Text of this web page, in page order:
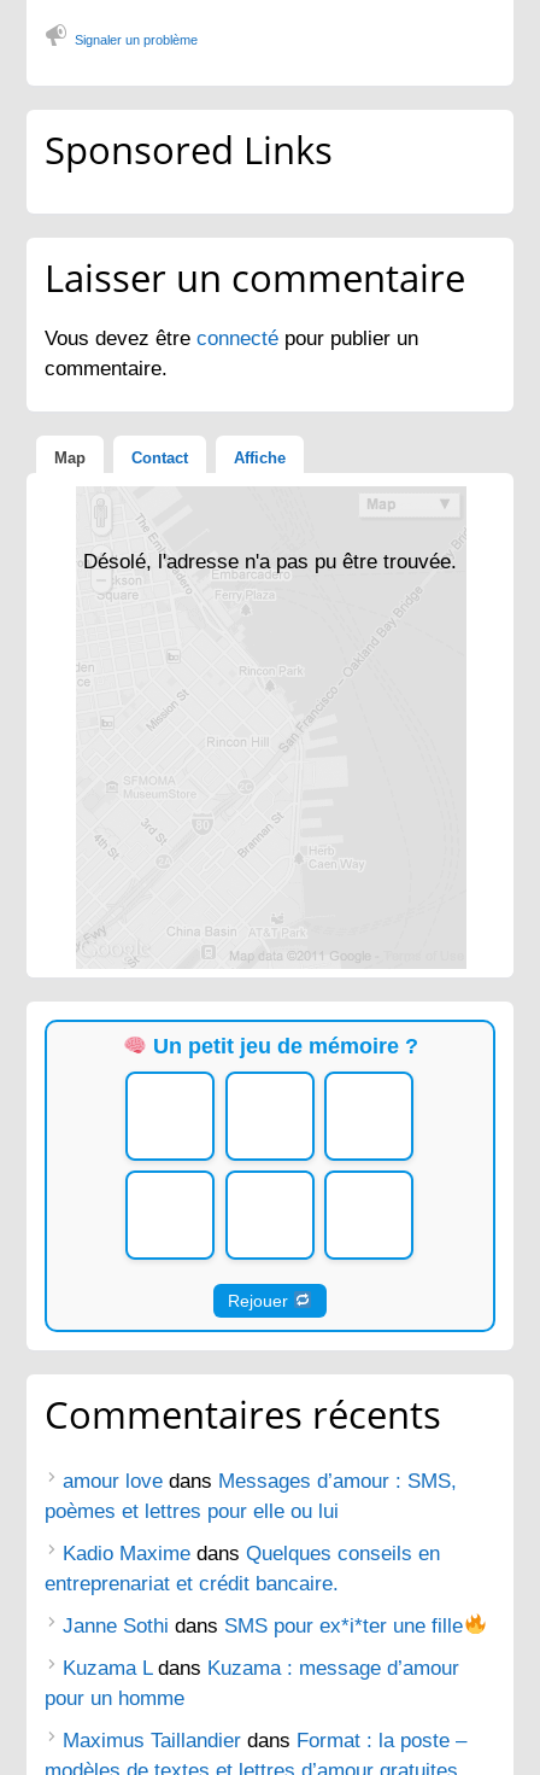
Signaler un problème
Sponsored Links
Laisser un commentaire
Vous devez êtreconnecté pour publier un
commentaire.
Map Contact Affiche
Désolé, l'adresse n'a pas pu être trouvée.
Un petit jeu de mémoire ?
Rejouer
Commentaires récents
amour love dans Messages d’amour : SMS,
poèmes et lettres pour elle ou lui
Kadio Maxime dansQuelques conseils en
entreprenariat et crédit bancaire.
Janne Sothi dans SMS pour ex*i*ter une fille
Kuzama Ldans Kuzama : message d’amour
pour un homme
Maximus Taillandier dans Format : la poste –